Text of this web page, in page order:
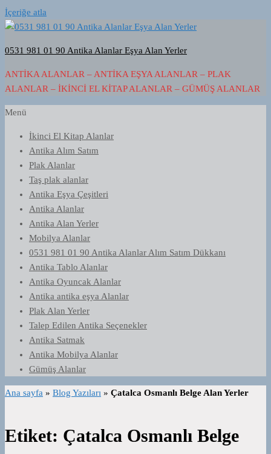
İçeriğe atla
0531 981 01 90 Antika Alanlar Eşya Alan Yerler
ANTIKA ALANLAR – ANTIKA EŞYA ALANLAR – PLAK
ALANLAR – İKINCI EL KITAP ALANLAR – GÜMÜŞ ALANLAR
Menü
İkinci El Kitap Alanlar
Antika Alım Satım
Plak Alanlar
Taş plak alanlar
Antika Eşya Çeşitleri
Antika Alanlar
Antika Alan Yerler
Mobilya Alanlar
0531 981 01 90 Antika Alanlar Alım Satım Dükkanı
Antika Tablo Alanlar
Antika Oyuncak Alanlar
Antika antika eşya Alanlar
Plak Alan Yerler
Talep Edilen Antika Seçenekler
Antika Satmak
Antika Mobilya Alanlar
Gümüş Alanlar
Ana sayfa » Blog Yazıları » Çatalca Osmanlı Belge Alan Yerler
Etiket: Çatalca Osmanlı Belge